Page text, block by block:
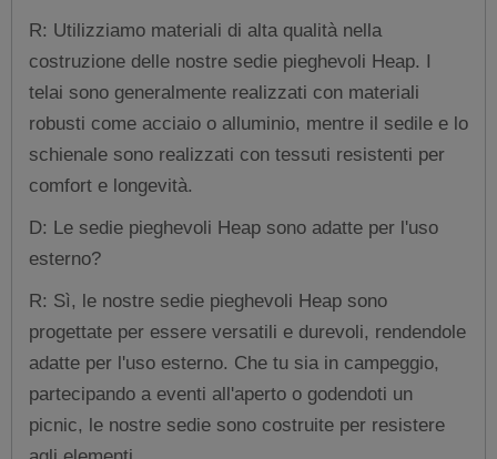
R: Utilizziamo materiali di alta qualità nella
costruzione delle nostre sedie pieghevoli Heap. I
telai sono generalmente realizzati con materiali
robusti come acciaio o alluminio, mentre il sedile e lo
schienale sono realizzati con tessuti resistenti per
comfort e longevità.
D: Le sedie pieghevoli Heap sono adatte per l'uso
esterno?
R: Sì, le nostre sedie pieghevoli Heap sono
progettate per essere versatili e durevoli, rendendole
adatte per l'uso esterno. Che tu sia in campeggio,
partecipando a eventi all'aperto o godendoti un
picnic, le nostre sedie sono costruite per resistere